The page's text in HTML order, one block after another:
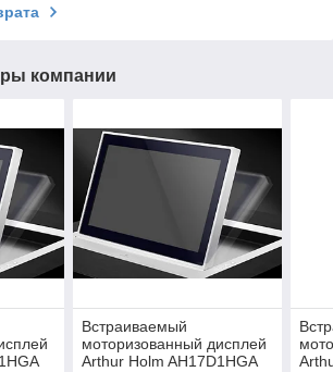
компании
Встраиваемый
моторизованный дисплей
Arthur Holm AH17D1HGA